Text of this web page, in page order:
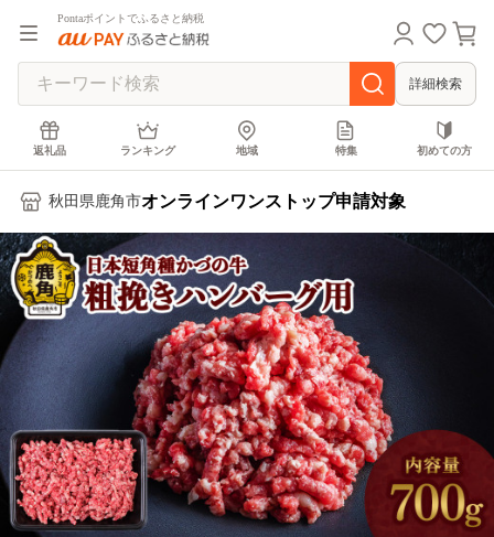
Pontaポイントでふるさと納税
詳細検索
返礼品 ランキング 地域 特集 初めての方
秋田県鹿角市オンラインワンストップ申請対象